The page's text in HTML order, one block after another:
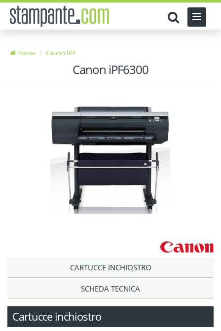
Home Canon IPF
Canon iPF6300
CARTUCCE INCHIOSTRO
SCHEDA TECNICA
Cartucce inchiostro